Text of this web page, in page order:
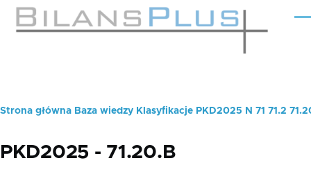
Ścieżka
Strona główna Baza wiedzy Klasyfikacje PKD2025 N 71 71.2
PKD2025 - 71.20.B